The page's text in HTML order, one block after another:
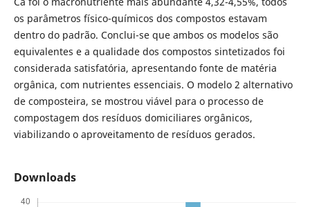
os parâmetros físico-químicos dos compostos estavam
dentro do padrão. Conclui-se que ambos os modelos são
equivalentes e a qualidade dos compostos sintetizados foi
considerada satisfatória, apresentando fonte de matéria
orgânica, com nutrientes essenciais. O modelo 2 alternativo
de composteira, se mostrou viável para o processo de
compostagem dos resíduos domiciliares orgânicos,
viabilizando o aproveitamento de resíduos gerados.
Downloads